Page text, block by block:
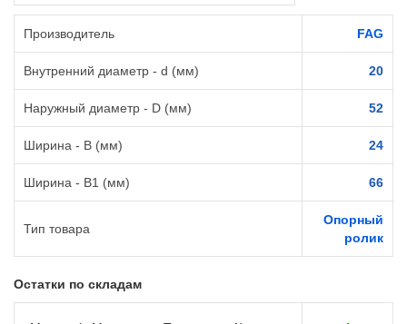
Производитель FAG
Внутренний диаметр - d (мм) 20
Наружный диаметр - D (мм) 52
Ширина - B (мм) 24
Ширина - B1 (мм) 66
Тип товара
Опорный
ролик
Остатки по складам